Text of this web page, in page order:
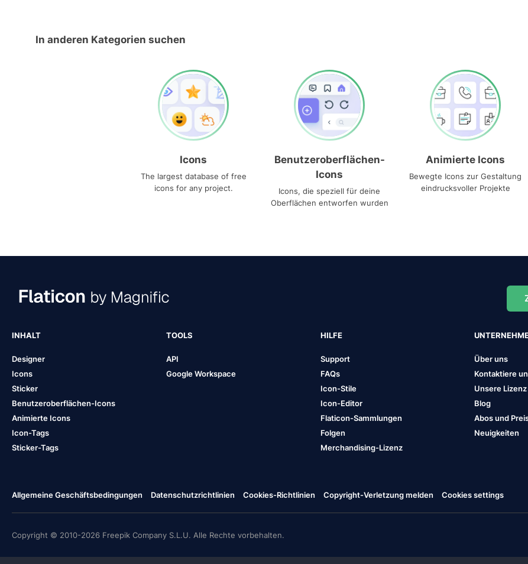
In anderen Kategorien suchen
Icons
The largest database of free
icons for any project.
Benutzeroberflächen-
Icons
Icons, die speziell für deine
Oberflächen entworfen wurden
Animierte Icons
Bewegte Icons zur Gestaltung
eindrucksvoller Projekte
INHALT
Designer
Icons
Sticker
Benutzeroberflächen-Icons
Animierte Icons
Icon-Tags
Sticker-Tags
TOOLS
API
Google Workspace
HILFE
Support
FAQs
Icon-Stile
Icon-Editor
Flaticon-Sammlungen
Folgen
Merchandising-Lizenz
Über uns
Kontaktiere
Unsere Lizenz
Blog
Abos und
Neuigkeiten
Allgemeine Geschäftsbedingungen Datenschutzrichtlinien Cookies-Richtlinien Copyright-Verletzung melden Cookies settings
Copyright © 2010-2026 Freepik Company S.L.U. Alle Rechte vorbehalten.